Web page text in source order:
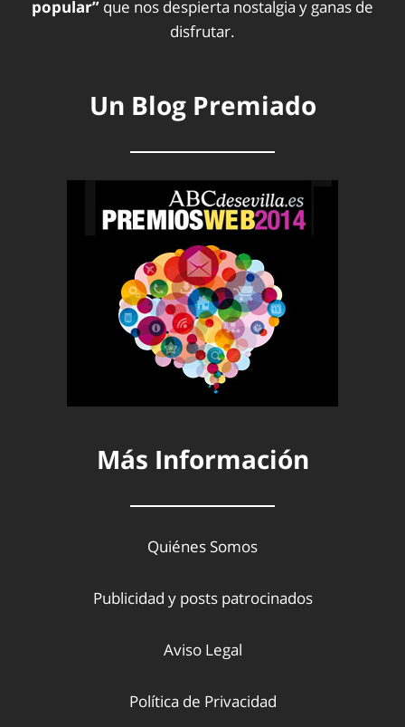
popular” que nos despierta nostalgia y ganas de
disfrutar.
Un Blog Premiado
Más Información
Quiénes Somos
Publicidad y posts patrocinados
Aviso Legal
Política de Privacidad